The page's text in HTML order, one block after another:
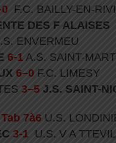
F.C. BAILLY-EN-
DES F ALAISES
ENVERMEU
6-1 A.S. SAINT-
6–0 F.C. LIMESY
3–5 J.S. SAINT-
7à6 U.S.
3-1 U.S. V A